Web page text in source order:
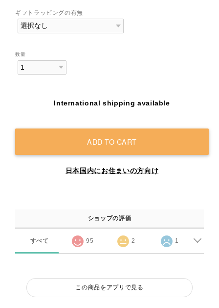
ギフトラッピングの有無
数量
International shipping available
ADD TO CART
日本国内にお住まいの方向け
ショップの評価
すべて 95 2 1
この商品をアプリで見る